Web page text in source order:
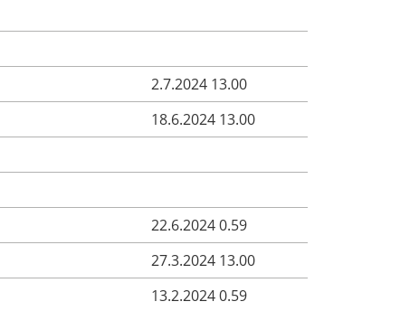
2.7.2024 13.00
18.6.2024 13.00
22.6.2024 0.59
27.3.2024 13.00
13.2.2024 0.59